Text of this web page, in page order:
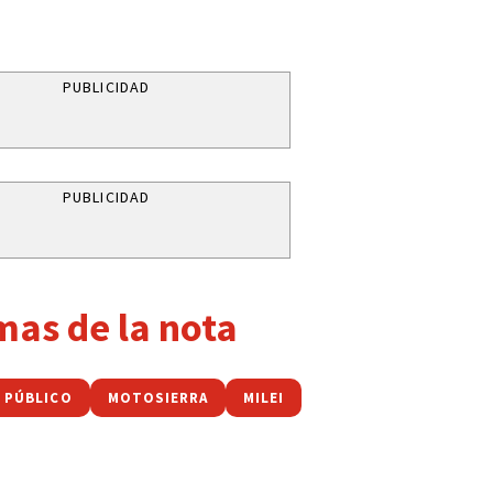
PUBLICIDAD
PUBLICIDAD
de la nota
PÚBLICO MOTOSIERRA MILEI